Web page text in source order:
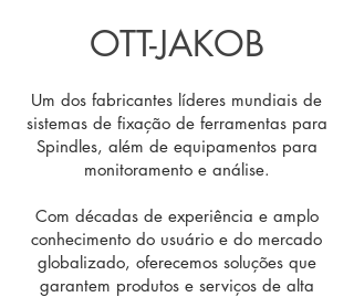
OTT-JAKOB
Um dos fabricantes líderes mundiais de
sistemas de fixação de ferramentas para
Spindles, além de equipamentos para
monitoramento e análise.
Com décadas de experiência e amplo
conhecimento do usuário e do mercado
globalizado, oferecemos soluções que
garantem produtos e serviços de alta